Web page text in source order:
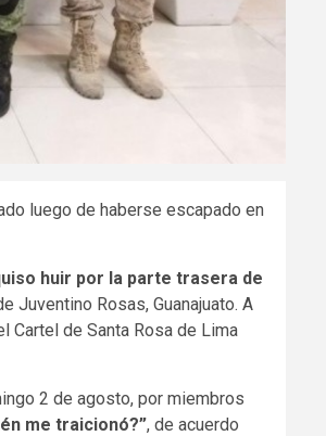
luego de haberse escapado en
huir por la parte trasera de
Juventino Rosas, Guanajuato. A
Cartel de Santa Rosa de Lima
2 de agosto, por miembros
me traicionó?”, de acuerdo